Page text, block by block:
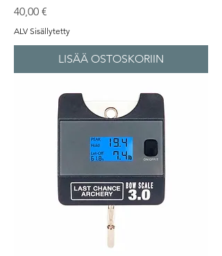
Hinta
40,00 €
ALV Sisällytetty
LISÄÄ OSTOSKORIIN